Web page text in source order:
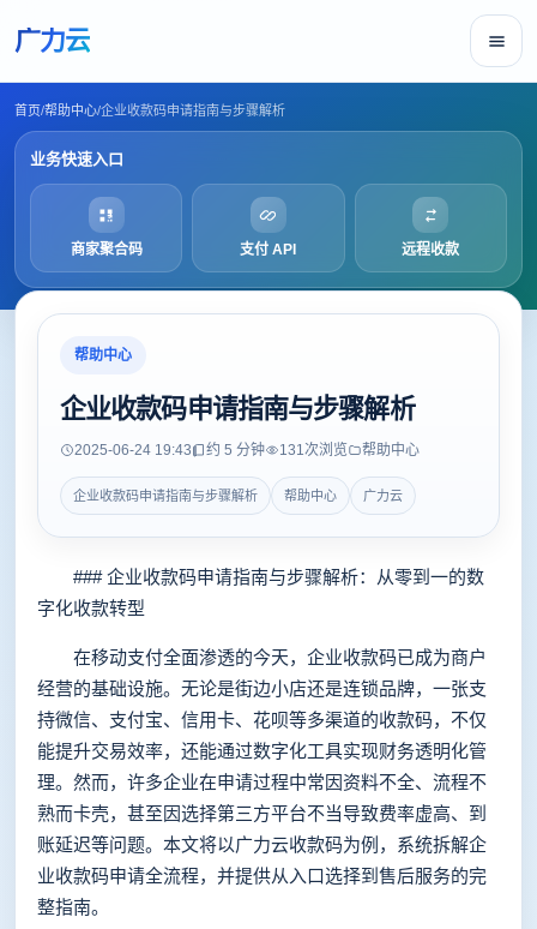
广力云
首页/帮助中心/企业收款码申请指南与步骤解析
业务快速入口
商家聚合码 支付 API 远程收款
帮助中心
企业收款码申请指南与步骤解析
2025-06-24 19:43 约 5 分钟 131次浏览 帮助中心
企业收款码申请指南与步骤解析 帮助中心 广力云
### 企业收款码申请指南与步骤解析：从零到一的数
字化收款转型
在移动支付全面渗透的今天，企业收款码已成为商户
经营的基础设施。无论是街边小店还是连锁品牌，一张支
持微信、支付宝、信用卡、花呗等多渠道的收款码，不仅
能提升交易效率，还能通过数字化工具实现财务透明化管
理。然而，许多企业在申请过程中常因资料不全、流程不
熟而卡壳，甚至因选择第三方平台不当导致费率虚高、到
账延迟等问题。本文将以广力云收款码为例，系统拆解企
业收款码申请全流程，并提供从入口选择到售后服务的完
整指南。